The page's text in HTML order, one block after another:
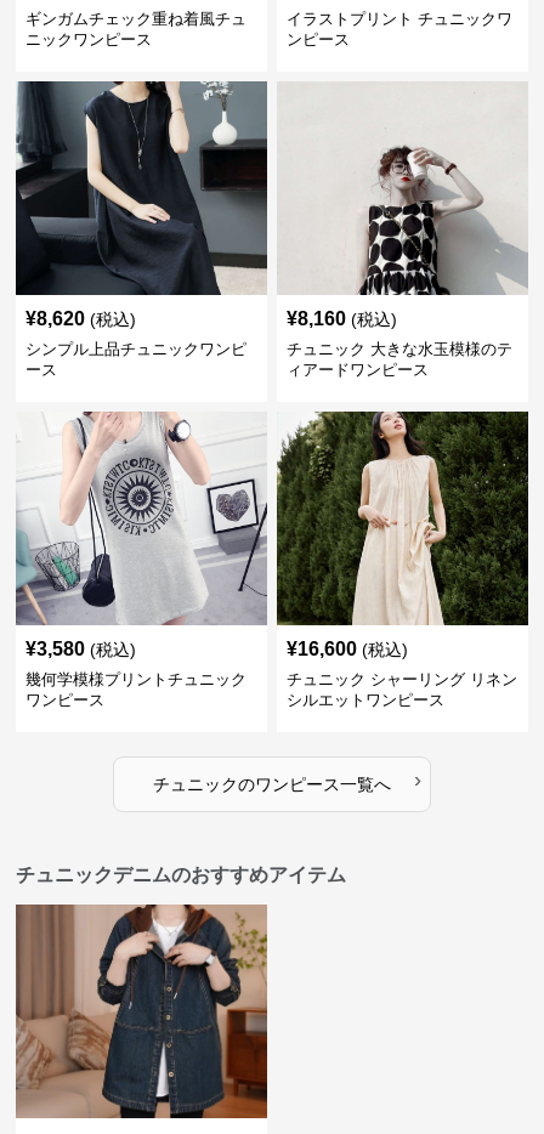
ギンガムチェック重ね着風チュ
ニックワンピース
イラストプリント チュニックワ
ンピース
¥8,620 (税込)
シンプル上品チュニックワンピ
ース
¥8,160 (税込)
チュニック 大きな水玉模様のテ
ィアードワンピース
¥3,580 (税込)
幾何学模様プリントチュニック
ワンピース
¥16,600 (税込)
チュニック シャーリング リネン
シルエットワンピース
チュニックのワンピース一覧へ ›
チュニックデニムのおすすめアイテム